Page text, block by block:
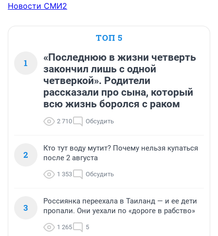
Новости СМИ2
ТОП 5
1
«Последнюю в жизни четверть
закончил лишь с одной
четверкой». Родители
рассказали про сына, который
всю жизнь боролся с раком
2 710 Обсудить
2
Кто тут воду мутит? Почему нельзя купаться
после 2 августа
1 353 Обсудить
3
Россиянка переехала в Таиланд — и ее дети
пропали. Они уехали по «дороге в рабство»
1 265 5